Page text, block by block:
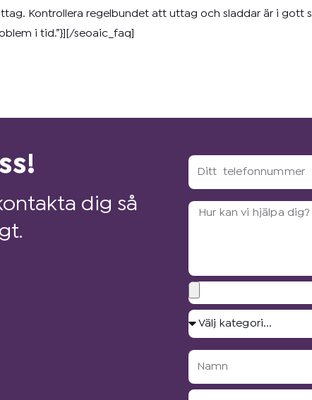
Kontrollera regelbundet att uttag och sladdar är i gott
i tid.”}][/seoaic_faq]
dig så
Ditt
Arbetsbeskrivning?
Bilagor
Välj
kategori...
Namn
E-